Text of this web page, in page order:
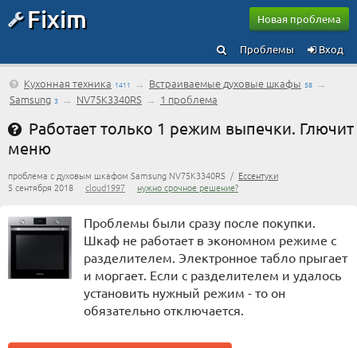
Fixim Новая проблема
Вход
Проблемы
Кухонная техника 1411 → Встраиваемые духовые шкафы 58 →
Samsung 3 → NV75K3340RS → 1 проблема
Работает только 1 режим выпечки. Глючит
меню
проблема с духовым шкафом Samsung NV75K3340RS / Ессентуки
5 сентября 2018 cloud1997 нужно срочное решение?
Проблемы были сразу после покупки.
Шкаф не работает в экономном режиме с
разделителем. Электронное табло прыгает
и моргает. Если с разделителем и удалось
установить нужный режим - то он
обязательно отключается.